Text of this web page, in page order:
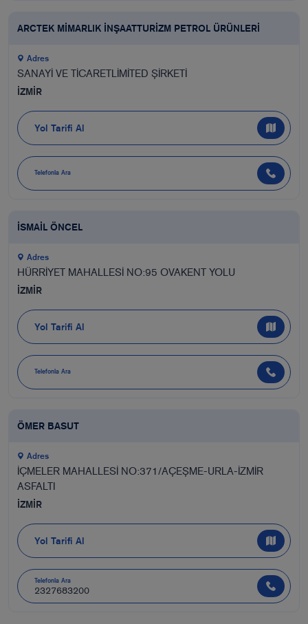
ARCTEK MİMARLIK İNŞAATTURİZM PETROL ÜRÜNLERİ
Adres
SANAYİ VE TİCARETLİMİTED ŞİRKETİ
İZMİR
Yol Tarifi Al
Telefonla Ara
İSMAİL ÖNCEL
Adres
HÜRRİYET MAHALLESİ NO:95 OVAKENT YOLU
İZMİR
Yol Tarifi Al
Telefonla Ara
ÖMER BASUT
Adres
İÇMELER MAHALLESİ NO:371/AÇEŞME-URLA-İZMİR
ASFALTI
İZMİR
Yol Tarifi Al
Telefonla Ara
2327683200